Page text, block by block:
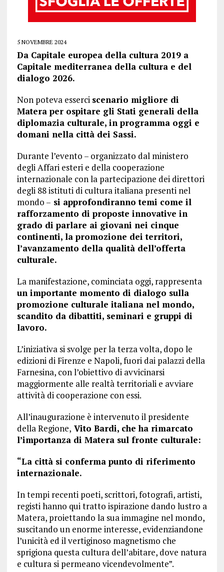
5 NOVEMBRE 2024
Da Capitale europea della cultura 2019 a
Capitale mediterranea della cultura e del
dialogo 2026.
Non poteva esserci scenario migliore di
Matera per ospitare gli Stati generali della
diplomazia culturale, in programma oggi e
domani nella città dei Sassi.
Durante l’evento – organizzato dal ministero
degli Affari esteri e della cooperazione
internazionale con la partecipazione dei direttori
degli 88 istituti di cultura italiana presenti nel
mondo – si approfondiranno temi come il
rafforzamento di proposte innovative in
grado di parlare ai giovani nei cinque
continenti, la promozione dei territori,
l’avanzamento della qualità dell’offerta
culturale.
La manifestazione, cominciata oggi, rappresenta
un importante momento di dialogo sulla
promozione culturale italiana nel mondo,
scandito da dibattiti, seminari e gruppi di
lavoro.
L’iniziativa si svolge per la terza volta, dopo le
edizioni di Firenze e Napoli, fuori dai palazzi della
Farnesina, con l’obiettivo di avvicinarsi
maggiormente alle realtà territoriali e avviare
attività di cooperazione con essi.
All’inaugurazione è intervenuto il presidente
della Regione, Vito Bardi, che ha rimarcato
l’importanza di Matera sul fronte culturale:
“La città si conferma punto di riferimento
internazionale.
In tempi recenti poeti, scrittori, fotografi, artisti,
registi hanno qui tratto ispirazione dando lustro a
Matera, proiettando la sua immagine nel mondo,
suscitando un enorme interesse, evidenziandone
l’unicità ed il vertiginoso magnetismo che
sprigiona questa cultura dell’abitare, dove natura
e cultura si permeano vicendevolmente”.